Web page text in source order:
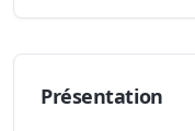
Présentation